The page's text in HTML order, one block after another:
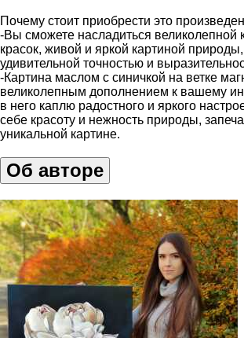
Почему стоит приобрести это
-Вы сможете насладиться великолепной
красок, живой и яркой картиной
удивительной точностью и
-Картина маслом с синичкой на ветке
великолепным дополнением к вашему
в него каплю радостного и яркого
себе красоту и нежность природы,
уникальной картине.
Об авторе